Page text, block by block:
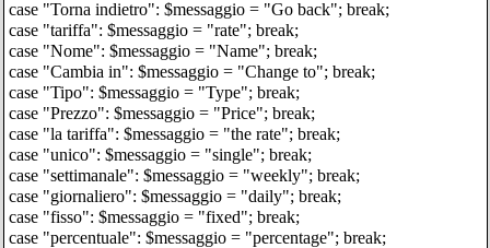
case "Torna indietro": $messaggio = "Go back"; break;
case "tariffa": $messaggio = "rate"; break;
case "Nome": $messaggio = "Name"; break;
case "Cambia in": $messaggio = "Change to"; break;
case "Tipo": $messaggio = "Type"; break;
case "Prezzo": $messaggio = "Price"; break;
case "la tariffa": $messaggio = "the rate"; break;
case "unico": $messaggio = "single"; break;
case "settimanale": $messaggio = "weekly"; break;
case "giornaliero": $messaggio = "daily"; break;
case "fisso": $messaggio = "fixed"; break;
case "percentuale": $messaggio = "percentage"; break;